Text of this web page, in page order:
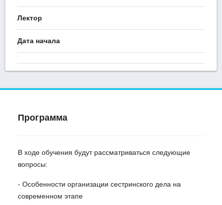
Лектор
Дата начала
Программа
В ходе обучения будут рассматриваться следующие
вопросы:
- Особенности организации сестринского дела на
современном этапе